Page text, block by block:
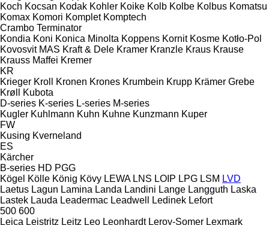
Koch Kocsan Kodak Kohler Koike Kolb Kolbe Kolbus Komatsu
Komax Komori Komplet Komptech
Crambo Terminator
Kondia Koni Konica Minolta Koppens Kornit Kosme Kotło-Pol
Kovosvit MAS Kraft & Dele Kramer Kranzle Kraus Krause
Krauss Maffei Kremer
KR
Krieger Kroll Kronen Krones Krumbein Krupp Krämer Grebe
Krøll
Kubota
D-series K-series L-series M-series
Kugler Kuhlmann Kuhn Kuhne Kunzmann Kuper
FW
Kusing Kverneland
ES
Kärcher
B-series HD PGG
Kögel Kölle König Kövy LEWA LNS LOIP LPG LSM LVD
Laetus Lagun Lamina Landa Landini Lange Langguth Laska
Lastek Lauda Leadermac Leadwell Ledinek Lefort
500 600
Leica Leistritz Leitz Leo Leonhardt Leroy-Somer Lexmark